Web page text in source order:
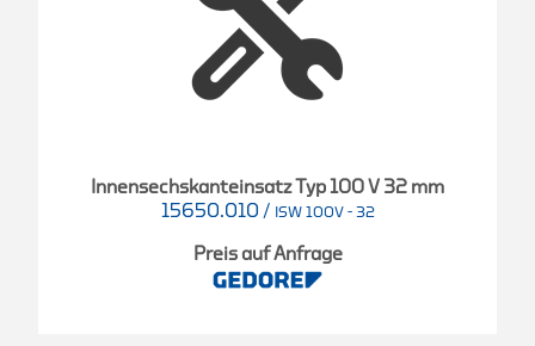
Innensechskanteinsatz Typ 100 V 32 mm
15650.010 / ISW 100V - 32
Preis auf Anfrage